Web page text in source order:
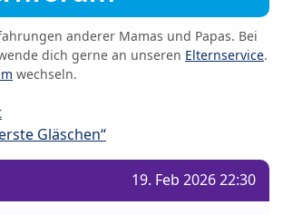
anderer Mamas und Papas. Bei
dich gerne an unseren Elternservice.
wechseln.
Gläschen“
19. Feb 2026 22:30